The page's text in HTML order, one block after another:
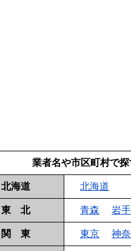
業者名や市区町村で
北海道 北海道
東 北 青森 岩手
関 東 東京 神